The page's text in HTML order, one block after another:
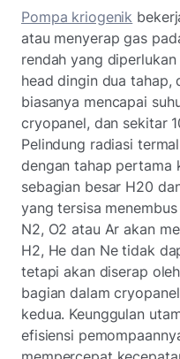
Pompa kriogenik
atau menyerap gas
rendah yang
head dingin dua tahap,
biasanya mencapai
cryopanel, dan sekitar
Pelindung radiasi
dengan tahap pertama
sebagian besar H20
yang tersisa
N2, O2 atau Ar akan
H2, He dan Ne tidak
tetapi akan diserap
bagian dalam
kedua. Keunggulan
efisiensi